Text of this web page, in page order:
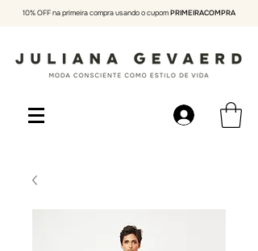
10% OFF na primeira compra usando o cupomPRIMEIRACOMPRA